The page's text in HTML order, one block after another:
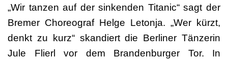
„Wir tanzen auf der sinkenden Titanic“ sagt der
Bremer Choreograf Helge Letonja. „Wer kürzt,
denkt zu kurz“ skandiert die Berliner Tänzerin
Jule Flierl vor dem Brandenburger Tor. In